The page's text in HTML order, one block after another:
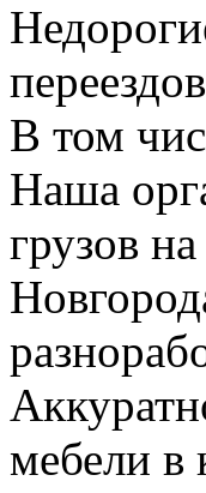
В том
Наша
грузов
мебели в